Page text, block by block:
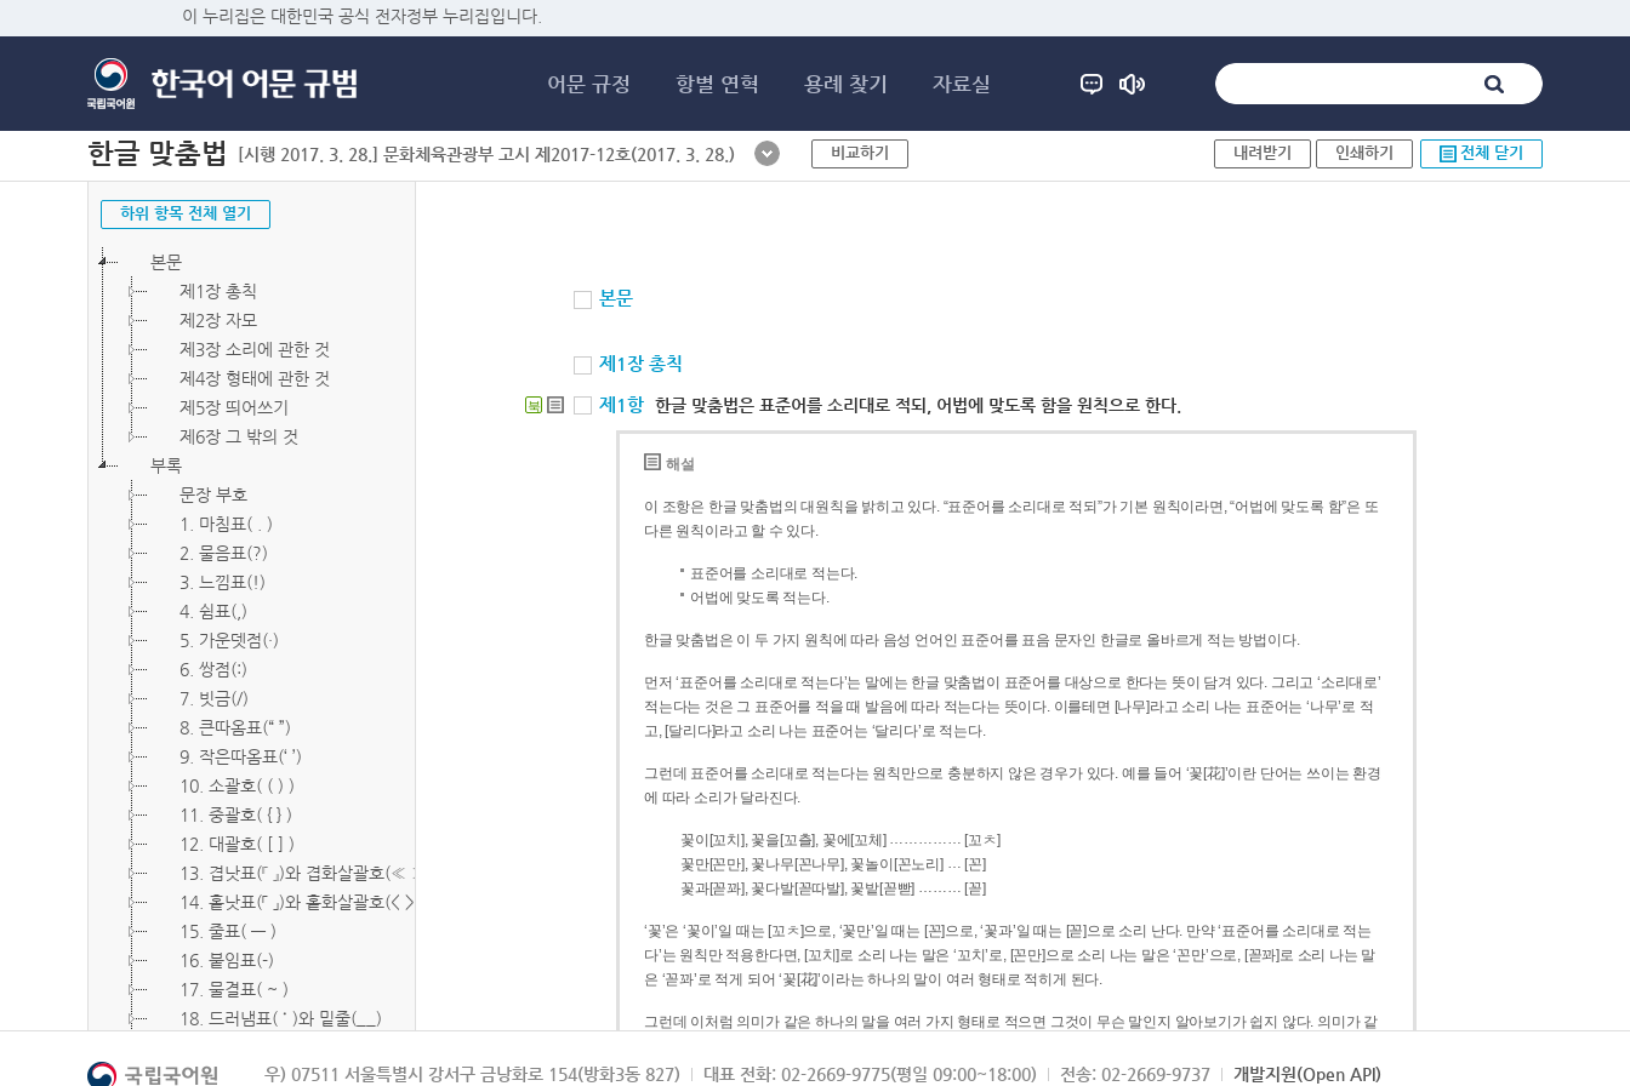
이 누리집은 대한민국 공식 전자정부 누리집입니다.
어문 규정 항별 연혁 용례 찾기 자료실
한글 맞춤법 [시행 2017. 3. 28.] 문화체육관광부 고시 제2017-12호(2017. 3. 28.) 비교하기 내려받기 인쇄하기 전체 닫기
하위 항목 전체 열기
본문
제1장 총칙
제2장 자모
제3장 소리에 관한 것
제4장 형태에 관한 것
제5장 띄어쓰기
제6장 그 밖의 것
부록
문장 부호
1. 마침표( . )
2. 물음표(?)
3. 느낌표(!)
4. 쉼표(,)
5. 가운뎃점(·)
6. 쌍점(:)
7. 빗금(/)
8. 큰따옴표(“ ”)
9. 작은따옴표(‘ ’)
10. 소괄호( ( ) )
11. 중괄호( { } )
12. 대괄호( [ ] )
13. 겹낫표(『 』)와 겹화살괄호(≪ ≫)
14. 홑낫표(「 」)와 홑화살괄호(< >)
15. 줄표( ― )
16. 붙임표(-)
17. 물결표( ~ )
18. 드러냄표( ˙ )와 밑줄(__)
20. 빠짐표( □ )
본문
제1장 총칙
북 제1항 한글 맞춤법은 표준어를 소리대로 적되, 어법에 맞도록 함을 원칙으로 한다.
해설
이 조항은 한글 맞춤법의 대원칙을 밝히고 있다. “표준어를 소리대로 적되”가 기본 원칙이라면, “어법에 맞도록 함”은 또
다른 원칙이라고 할 수 있다.
표준어를 소리대로 적는다.
어법에 맞도록 적는다.
한글 맞춤법은 이 두 가지 원칙에 따라 음성 언어인 표준어를 표음 문자인 한글로 올바르게 적는 방법이다.
먼저 ‘표준어를 소리대로 적는다’는 말에는 한글 맞춤법이 표준어를 대상으로 한다는 뜻이 담겨 있다. 그리고 ‘소리대로’
적는다는 것은 그 표준어를 적을 때 발음에 따라 적는다는 뜻이다. 이를테면 [나무]라고 소리 나는 표준어는 ‘나무’로 적
고, [달리다]라고 소리 나는 표준어는 ‘달리다’로 적는다.
그런데 표준어를 소리대로 적는다는 원칙만으로 충분하지 않은 경우가 있다. 예를 들어 ‘꽃[花]’이란 단어는 쓰이는 환경
에 따라 소리가 달라진다.
꽃이[꼬치], 꽃을[꼬츨], 꽃에[꼬체] …………… [꼬ㅊ]
꽃만[꼰만], 꽃나무[꼰나무], 꽃놀이[꼰노리] … [꼰]
꽃과[꼳꽈], 꽃다발[꼳따발], 꽃밭[꼳빧] ……… [꼳]
‘꽃’은 ‘꽃이’일 때는 [꼬ㅊ]으로, ‘꽃만’일 때는 [꼰]으로, ‘꽃과’일 때는 [꼳]으로 소리 난다. 만약 ‘표준어를 소리대로 적는
다’는 원칙만 적용한다면, [꼬치]로 소리 나는 말은 ‘꼬치’로, [꼰만]으로 소리 나는 말은 ‘꼰만’으로, [꼳꽈]로 소리 나는 말
은 ‘꼳꽈’로 적게 되어 ‘꽃[花]’이라는 하나의 말이 여러 형태로 적히게 된다.
그런데 이처럼 의미가 같은 하나의 말을 여러 가지 형태로 적으면 그것이 무슨 말인지 알아보기가 쉽지 않다. 의미가 같
되게 적는 것이 의미를 파악하는 데 효과적이다.
우) 07511 서울특별시 강서구 금낭화로 154(방화3동 827) 대표 전화: 02-2669-9775(평일 09:00~18:00) 전송: 02-2669-9737 개발지원(Open API)